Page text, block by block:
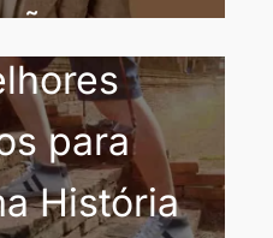
para
História